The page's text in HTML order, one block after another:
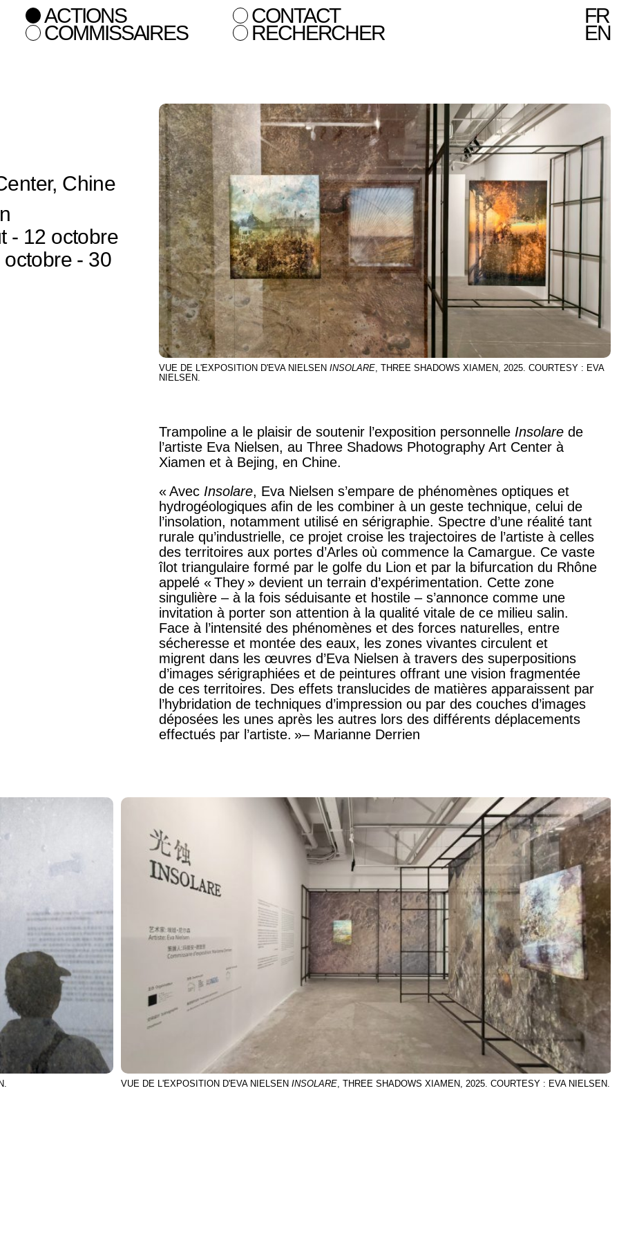
ACTIONS CONTACT
COMMISSAIRES RECHERCHER
FR
EN
Chine
- 12 octobre
- 30
VUE DE L'EXPOSITION D'EVA NIELSEN INSOLARE , THREE SHADOWS XIAMEN, 2025. COURTESY : EVA
NIELSEN.
Trampoline a le plaisir de soutenir l’exposition personnelle Insolare de
l’artiste Eva Nielsen, au Three Shadows Photography Art Center à
Xiamen et à Bejing, en Chine.
« Avec Insolare, Eva Nielsen s’empare de phénomènes optiques et
hydrogéologiques afin de les combiner à un geste technique, celui de
l’insolation, notamment utilisé en sérigraphie. Spectre d’une réalité tant
rurale qu’industrielle, ce projet croise les trajectoires de l’artiste à celles
des territoires aux portes d’Arles où commence la Camargue. Ce vaste
îlot triangulaire formé par le golfe du Lion et par la bifurcation du Rhône
appelé « They » devient un terrain d’expérimentation. Cette zone
singulière – à la fois séduisante et hostile – s’annonce comme une
invitation à porter son attention à la qualité vitale de ce milieu salin.
Face à l’intensité des phénomènes et des forces naturelles, entre
sécheresse et montée des eaux, les zones vivantes circulent et
migrent dans les œuvres d’Eva Nielsen à travers des superpositions
d’images sérigraphiées et de peintures offrant une vision fragmentée
de ces territoires. Des effets translucides de matières apparaissent par
l’hybridation de techniques d’impression ou par des couches d’images
déposées les unes après les autres lors des différents déplacements
effectués par l’artiste. »– Marianne Derrien
VUE DE L'EXPOSITION D'EVA NIELSENINSOLARE , THREE SHADOWS XIAMEN, 2025. COURTESY : EVA NIELSEN.